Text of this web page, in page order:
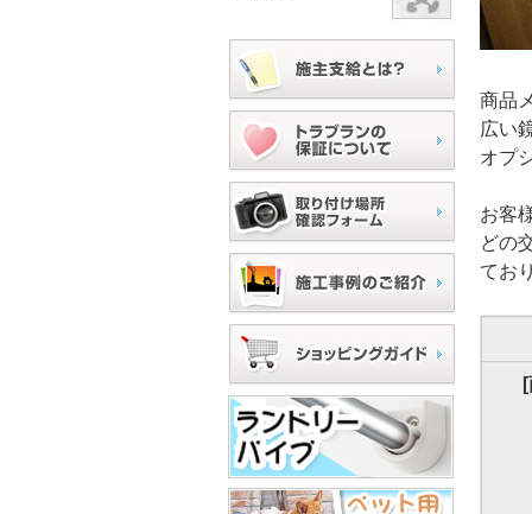
商品
広い
オプ
お客
どの
てお